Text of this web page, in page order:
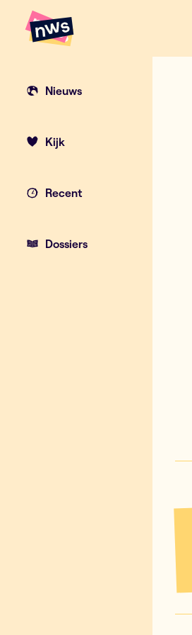
Nieuws
Kijk
Recent
Dossiers